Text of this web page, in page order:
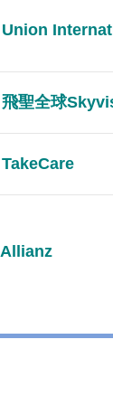
Union
飛聖全球
TakeCare
Allianz